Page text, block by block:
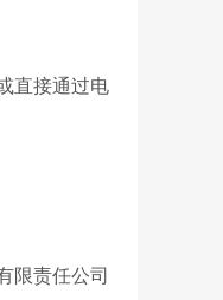
直接通过电
责任公司